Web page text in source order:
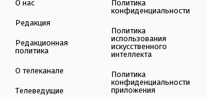
О нас
Редакция
Редакционная
политика
О телеканале
Телеведущие
Политика
конфиденциальности
Политика
использования
искусственного
интеллекта
Политика
конфиденциальности
приложения